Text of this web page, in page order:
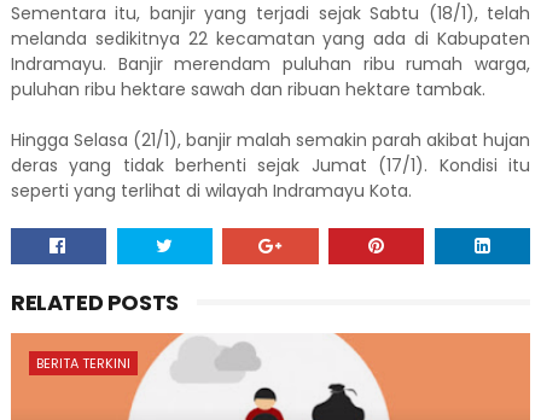
Sementara itu, banjir yang terjadi sejak Sabtu (18/1), telah
melanda sedikitnya 22 kecamatan yang ada di Kabupaten
Indramayu. Banjir merendam puluhan ribu rumah warga,
puluhan ribu hektare sawah dan ribuan hektare tambak.
Hingga Selasa (21/1), banjir malah semakin parah akibat hujan
deras yang tidak berhenti sejak Jumat (17/1). Kondisi itu
seperti yang terlihat di wilayah Indramayu Kota.
RELATED POSTS
BERITA TERKINI